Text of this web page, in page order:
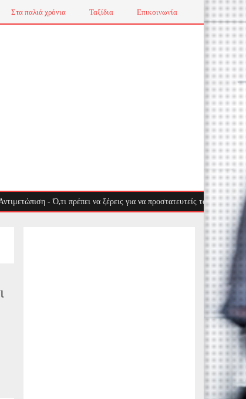
Στα παλιά χρόνια Ταξίδια Επικοινωνία
- Ό,τι πρέπει να ξέρεις για να προστατευτείς τους μήνες της